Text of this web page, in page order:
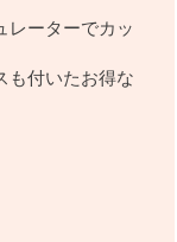
レーターでカッ
も付いたお得な